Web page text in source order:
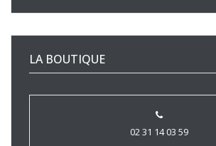
LA BOUTIQUE
02 31 14 03 59